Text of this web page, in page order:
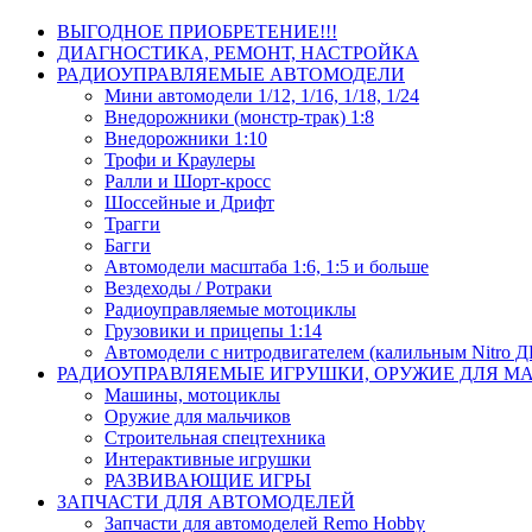
ВЫГОДНОЕ ПРИОБРЕТЕНИЕ!!!
ДИАГНОСТИКА, РЕМОНТ, НАСТРОЙКА
РАДИОУПРАВЛЯЕМЫЕ АВТОМОДЕЛИ
Мини автомодели 1/12, 1/16, 1/18, 1/24
Внедорожники (монстр-трак) 1:8
Внедорожники 1:10
Трофи и Краулеры
Ралли и Шорт-кросс
Шоссейные и Дрифт
Трагги
Багги
Автомодели масштаба 1:6, 1:5 и больше
Вездеходы / Ротраки
Радиоуправляемые мотоциклы
Грузовики и прицепы 1:14
Автомодели с нитродвигателем (калильным Nitro
РАДИОУПРАВЛЯЕМЫЕ ИГРУШКИ, ОРУЖИЕ ДЛЯ
Машины, мотоциклы
Оружие для мальчиков
Строительная спецтехника
Интерактивные игрушки
РАЗВИВАЮЩИЕ ИГРЫ
ЗАПЧАСТИ ДЛЯ АВТОМОДЕЛЕЙ
Запчасти для автомоделей Remo Hobby